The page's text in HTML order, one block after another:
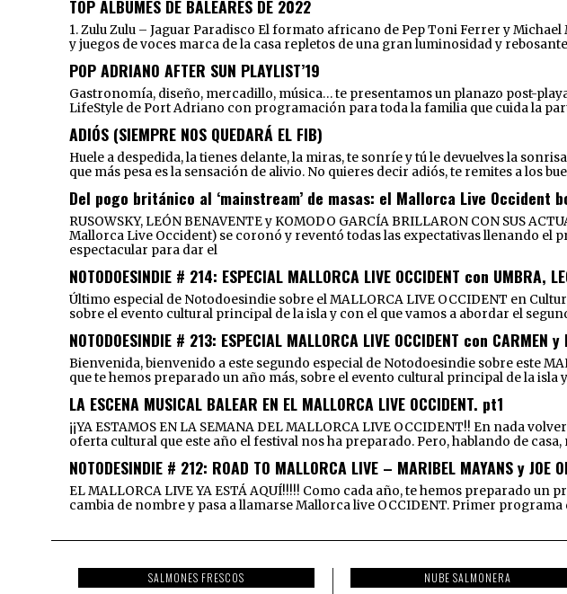
TOP ÁLBUMES DE BALEARES DE 2022
1. Zulu Zulu – Jaguar Paradisco El formato africano de Pep Toni Ferrer y
y juegos de voces marca de la casa repletos de una gran luminosidad y
POP ADRIANO AFTER SUN PLAYLIST’19
Gastronomía, diseño, mercadillo, música… te presentamos un planazo post-
LifeStyle de Port Adriano con programación para toda la familia que cuida la
ADIÓS (SIEMPRE NOS QUEDARÁ EL FIB)
Huele a despedida, la tienes delante, la miras, te sonríe y tú le devuelves la
que más pesa es la sensación de alivio. No quieres decir adiós, te remites a los
Del pogo británico al ‘mainstream’ de masas: el Mallorca Live Occident
RUSOWSKY, LEÓN BENAVENTE y KOMODO GARCÍA BRILLARON CON SUS
Mallorca Live Occident) se coronó y reventó todas las expectativas llenando el
espectacular para dar el
NOTODOESINDIE # 214: ESPECIAL MALLORCA LIVE OCCIDENT con UMBRA,
Último especial de Notodoesindie sobre el MALLORCA LIVE OCCIDENT en
sobre el evento cultural principal de la isla y con el que vamos a abordar el
NOTODOESINDIE # 213: ESPECIAL MALLORCA LIVE OCCIDENT con CARMEN
Bienvenida, bienvenido a este segundo especial de Notodoesindie sobre este
que te hemos preparado un año más, sobre el evento cultural principal de la isla
LA ESCENA MUSICAL BALEAR EN EL MALLORCA LIVE OCCIDENT. pt1
¡¡YA ESTAMOS EN LA SEMANA DEL MALLORCA LIVE OCCIDENT!! En nada
oferta cultural que este año el festival nos ha preparado. Pero, hablando de
NOTODESINDIE # 212: ROAD TO MALLORCA LIVE – MARIBEL MAYANS y JOE
EL MALLORCA LIVE YA ESTÁ AQUÍ!!!!! Como cada año, te hemos preparado
cambia de nombre y pasa a llamarse Mallorca live OCCIDENT. Primer
SALMONES FRESCOS NUBE SALMONERA